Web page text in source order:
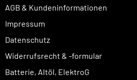
AGB & Kundeninformationen
Impressum
Datenschutz
Widerrufsrecht & -formular
Batterie, Altöl, ElektroG